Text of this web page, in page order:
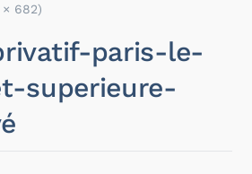
682)
paris-le-
superieure-